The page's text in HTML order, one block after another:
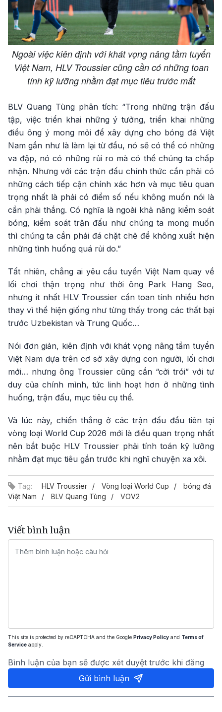
Ngoài việc kiên định với khát vọng nâng tầm tuyển
Việt Nam, HLV Troussier cũng cần có những toan
tính kỹ lưỡng nhằm đạt mục tiêu trước mắt
BLV Quang Tùng phân tích: “Trong những trận đấu
tập, việc triển khai những ý tưởng, triển khai những
điều ông ý mong mỏi để xây dựng cho bóng đá Việt
Nam gần như là làm lại từ đầu, nó sẽ có thể có những
va đập, nó có những rủi ro mà có thể chúng ta chấp
nhận. Nhưng với các trận đấu chính thức cần phải có
những cách tiếp cận chính xác hơn và mục tiêu quan
trọng nhất là phải có điểm số nếu không muốn nói là
cần phải thắng. Có nghĩa là ngoài khả năng kiểm soát
bóng, kiểm soát trận đấu như chúng ta mong muốn
thì chúng ta cần phải đá chặt chẽ để không xuất hiện
những tình huống quá rủi do.”
Tất nhiên, chẳng ai yêu cầu tuyển Việt Nam quay về
lối chơi thận trọng như thời ông Park Hang Seo,
nhưng ít nhất HLV Troussier cần toan tính nhiều hơn
thay vì thể hiện giống như từng thấy trong các thất bại
trước Uzbekistan và Trung Quốc…
Nói đơn giản, kiên định với khát vọng nâng tầm tuyển
Việt Nam dựa trên cơ sở xây dựng con người, lối chơi
mới… nhưng ông Troussier cũng cần “cởi trói” với tư
duy của chính mình, tức linh hoạt hơn ở những tình
huống, trận đấu, mục tiêu cụ thể.
Và lúc này, chiến thắng ở các trận đấu đầu tiên tại
vòng loại World Cup 2026 mới là điều quan trọng nhất
nên bắt buộc HLV Troussier phải tính toán kỹ lưỡng
nhằm đạt mục tiêu gần trước khi nghĩ chuyện xa xôi.
Tag: HLV Troussier Vòng loại World Cup
bóng đá
Việt Nam
BLV Quang Tùng VOV2
Viết bình luận
This site is protected by reCAPTCHA and the Google Privacy Policy and Terms of
Service apply.
Bình luận của bạn sẽ được xét duyệt trước khi đăng
Gửi bình luận